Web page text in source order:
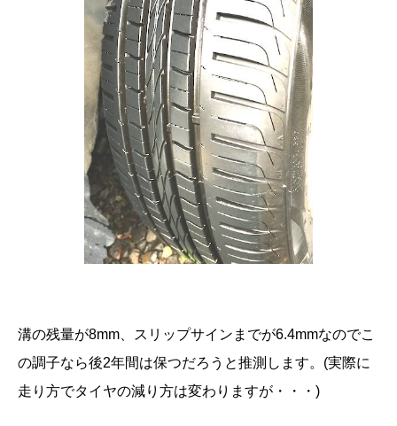
溝の残量が8mm、スリップサインまでが6.4mmなのでこ
の調子なら後2年間は保つだろうと推測します。(実際に
走り方でタイヤの減り方は変わりますが・・・)